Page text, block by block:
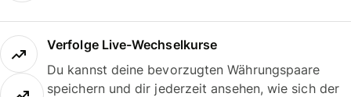
Verfolge Live-Wechselkurse
Du kannst deine bevorzugten Währungspaare
speichern und dir jederzeit ansehen, wie sich der